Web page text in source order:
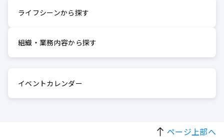
ライフシーンから探す
組織・業務内容から探す
イベントカレンダー
ページ上部へ